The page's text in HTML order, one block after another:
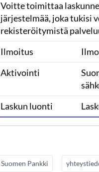
Voitte toimittaa
järjestelmää, joka tukisi
rekisteröitymistä
Ilmoitus
Aktivointi
Laskun luonti
Suomen Pankki